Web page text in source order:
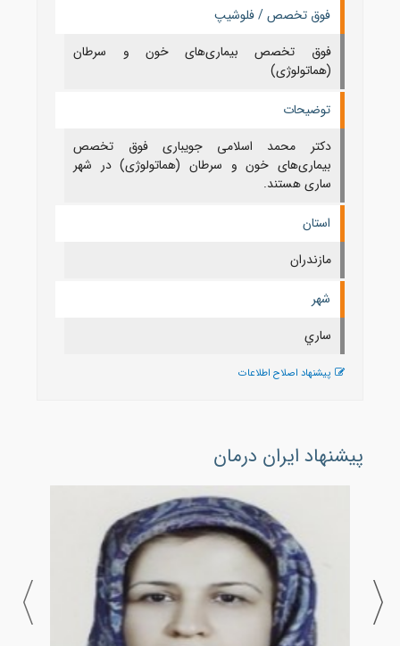
فوق تخصص / فلوشیپ
فوق تخصص بیماری‌های خون و سرطان
(هماتولوژی)
توضیحات
دکتر محمد اسلامی جویباری فوق تخصص
بیماری‌های خون و سرطان (هماتولوژی) در شهر
ساری هستند.
استان
مازندران
شهر
ساري
پیشنهاد اصلاح اطلاعات
پیشنهاد ایران درمان